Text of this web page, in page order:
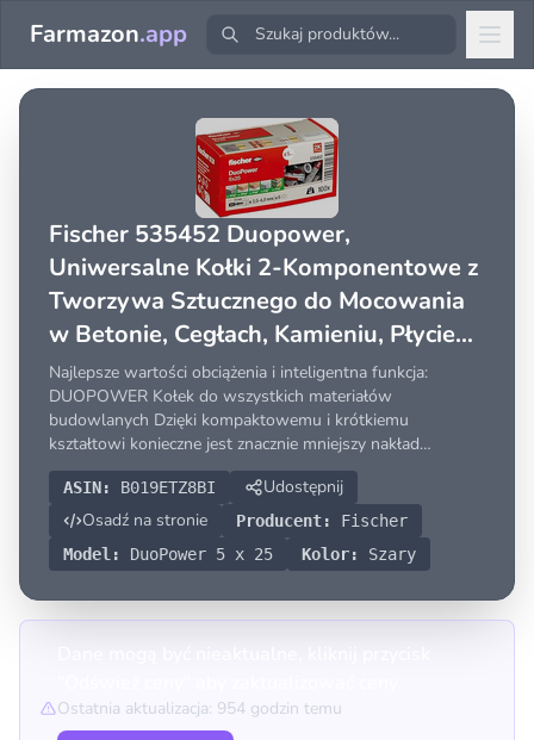
Farmazon.app
Fischer 535452 Duopower,
Uniwersalne Kołki 2-Komponentowe z
Tworzywa Sztucznego do Mocowania
w Betonie, Cegłach, Kamieniu, Płycie
Gipsowo-Kartonowej i Wielu Innych, 5
x 25, 100 Sztuk
Najlepsze wartości obciążenia i inteligentna funkcja:
DUOPOWER Kołek do wszystkich materiałów
budowlanych Dzięki kompaktowemu i krótkiemu
kształtowi konieczne jest znacznie mniejszy nakład
wiercenia
ASIN: B019ETZ8BI
Udostępnij
Osadź na stronie
Producent:
Fischer
Model:
DuoPower 5 x 25 Kolor: Szary
Ostatnia aktualizacja: 954 godzin temu